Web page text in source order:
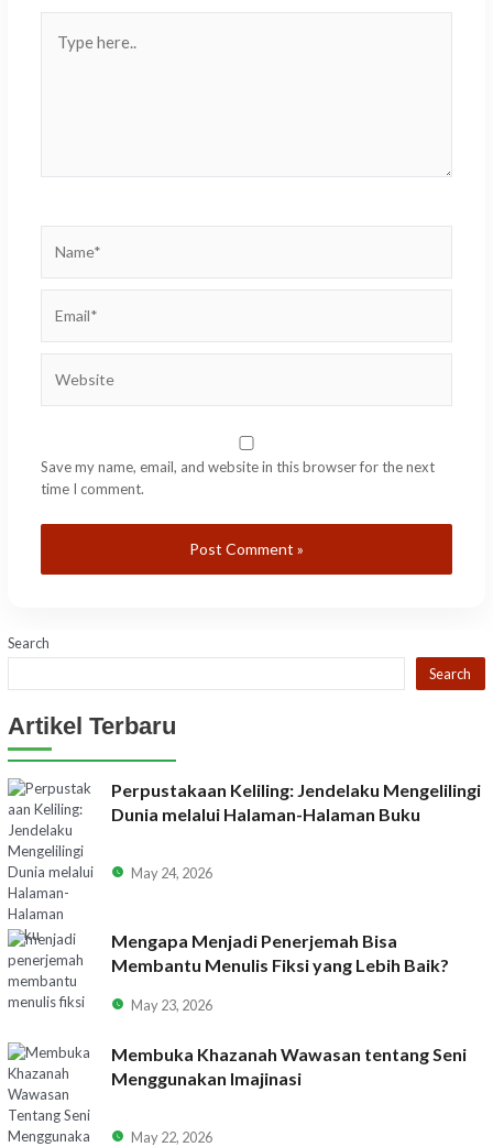
here..
Save my name, email, and website in this browser for the next
time I comment.
Search
Search
Artikel Terbaru
Perpustakaan Keliling: Jendelaku Mengelilingi
Dunia melalui Halaman-Halaman Buku
May 24, 2026
Mengapa Menjadi Penerjemah Bisa
Membantu Menulis Fiksi yang Lebih Baik?
May 23, 2026
Membuka Khazanah Wawasan tentang Seni
Menggunakan Imajinasi
May 22, 2026